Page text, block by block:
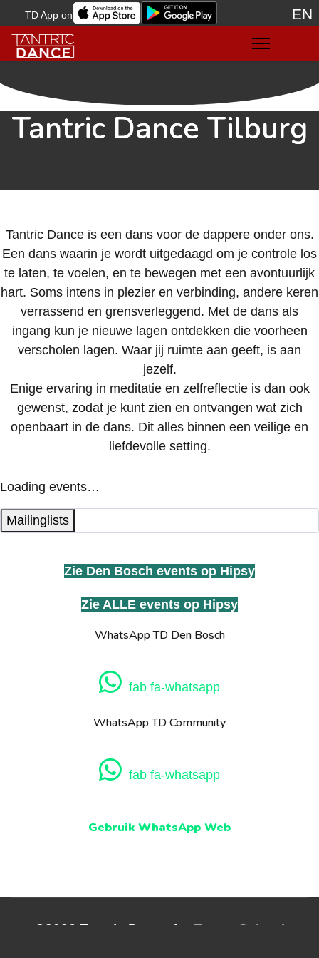
TD App on EN
Tantric Dance Tilburg
Tantric Dance is een dans voor de dappere onder ons.
Een dans waarin je wordt uitgedaagd om je controle los
te laten, te voelen, en te bewegen met een avontuurlijk
hart. Soms intens in plezier en verbinding, andere keren
verrassend en grensverleggend. Met de dans als
ingang kun je nieuwe lagen ontdekken die voorheen
verscholen lagen. Waar jij ruimte aan geeft, is aan
jezelf.
Enige ervaring in meditatie en zelfreflectie is dan ook
gewenst, zodat je kunt zien en ontvangen wat zich
openbaart in de dans. Dit alles binnen een veilige en
liefdevolle setting.
Loading events…
Mailinglists
Zie Den Bosch events op Hipsy
Zie ALLE events op Hipsy
WhatsApp TD Den Bosch
fab fa-whatsapp
WhatsApp TD Community
fab fa-whatsapp
Gebruik WhatsApp Web
©2026 Tantric Dance by Tantra School